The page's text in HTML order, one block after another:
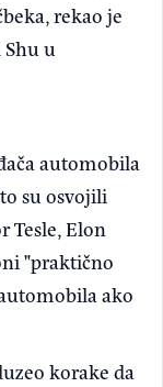
rekao je
u
automobila
su osvojili
Tesle, Elon
"praktično
ako
korake da